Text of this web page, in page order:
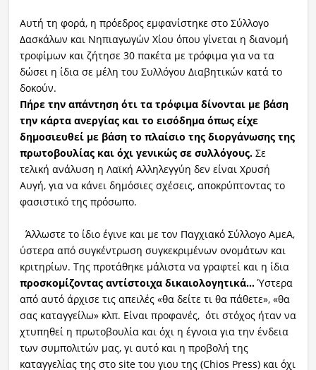
Αυτή τη φορά, η πρόεδρος εμφανίστηκε στο Σύλλογο
Δασκάλων και Νηπιαγωγών Χίου όπου γίνεται η διανομή
τροφίμων και ζήτησε 30 πακέτα με τρόφιμα για να τα
δώσει η ίδια σε μέλη του Συλλόγου Διαβητικών κατά το
δοκούν.
Πήρε την απάντηση ότι τα τρόφιμα δίνονται με βάση
την κάρτα ανεργίας και το εισόδημα όπως είχε
δημοσιευθεί με βάση το πλαίσιο της διοργάνωσης της
πρωτοβουλίας και όχι γενικώς σε συλλόγους. Σε
τελική ανάλυση η Λαϊκή Αλληλεγγύη δεν είναι Χρυσή
Αυγή, για να κάνει δημόσιες σχέσεις, αποκρύπτοντας το
φασιστικό της πρόσωπο.
Άλλωστε το ίδιο έγινε και με τον Παγχιακό Σύλλογο ΑμεΑ,
ύστερα από συγκέντρωση συγκεκριμένων ονομάτων και
κριτηρίων. Της προτάθηκε μάλιστα να γραφτεί και η ίδια
προσκομίζοντας αντίστοιχα δικαιολογητικά…Ύστερα
από αυτό άρχισε τις απειλές «θα δείτε τι θα πάθετε», «θα
σας καταγγείλω» κλπ. Είναι προφανές, ότι στόχος ήταν να
χτυπηθεί η πρωτοβουλία και όχι η έγνοια για την ένδεια
των συμπολιτών μας, γι αυτό και η προβολή της
καταγγελίας της στο site του γιου της (Chios Press) και όχι